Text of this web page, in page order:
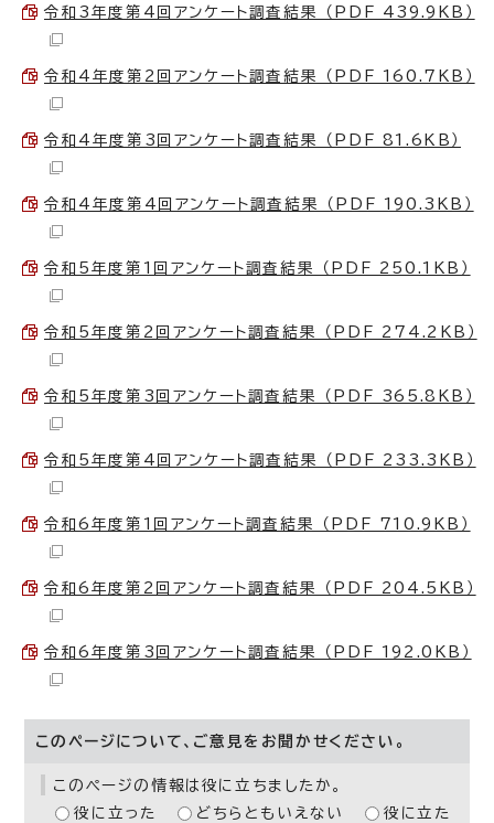
令和3年度第4回アンケート調査結果 （PDF 439.9KB）
令和4年度第2回アンケート調査結果 （PDF 160.7KB）
令和4年度第3回アンケート調査結果 （PDF 81.6KB）
令和4年度第4回アンケート調査結果 （PDF 190.3KB）
令和5年度第1回アンケート調査結果 （PDF 250.1KB）
令和5年度第2回アンケート調査結果 （PDF 274.2KB）
令和5年度第3回アンケート調査結果 （PDF 365.8KB）
令和5年度第4回アンケート調査結果 （PDF 233.3KB）
令和6年度第1回アンケート調査結果 （PDF 710.9KB）
令和6年度第2回アンケート調査結果 （PDF 204.5KB）
令和6年度第3回アンケート調査結果 （PDF 192.0KB）
このページについて、ご意見をお聞かせください。
このページの情報は役に立ちましたか。
役に立った
どちらともいえない
役に立た